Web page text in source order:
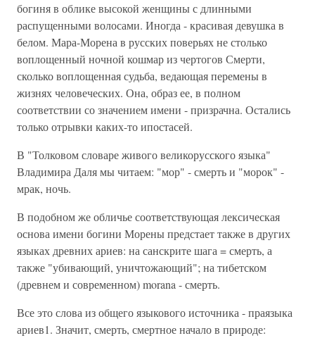
богиня в облике высокой женщины с длинными
распущенными волосами. Иногда - красивая девушка в
белом. Мара-Морена в русских поверьях не столько
воплощенный ночной кошмар из чертогов Смерти,
сколько воплощенная судьба, ведающая перемены в
жизнях человеческих. Она, образ ее, в полном
соответствии со значением имени - призрачна. Остались
только отрывки каких-то ипостасей.
В "Толковом словаре живого великорусского языка"
Владимира Даля мы читаем: "мор" - смерть и "морок" -
мрак, ночь.
В подобном же обличье соответствующая лексическая
основа имени богини Морены предстает также в других
языках древних ариев: на санскрите шага = смерть, а
также "убивающий, уничтожающий"; на тибетском
(древнем и современном) morana - смерть.
Все это слова из общего языкового источника - праязыка
ариев1. Значит, смерть, смертное начало в природе: